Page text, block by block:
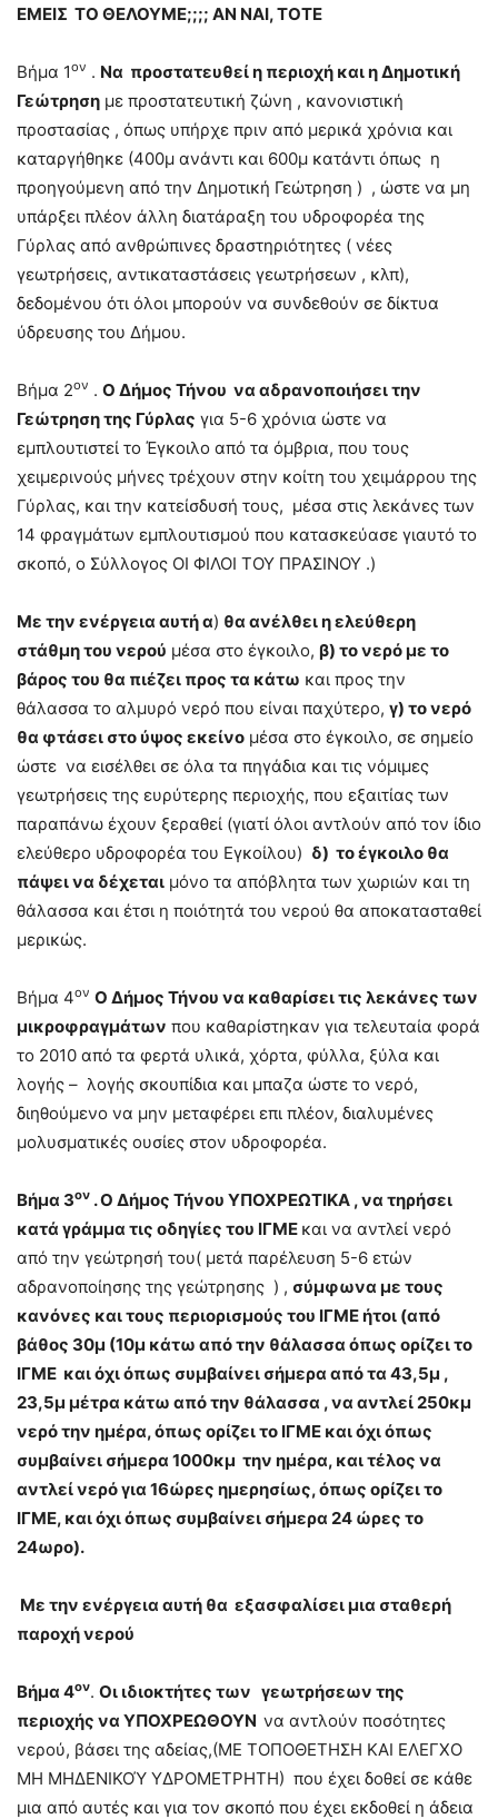
ΕΜΕΙΣ ΤΟ ΘΕΛΟΥΜΕ;;;; ΑΝ ΝΑΙ, ΤΟΤΕ
Βήμα 1ον . Να προστατευθεί η περιοχή και η Δημοτική
Γεώτρηση με προστατευτική ζώνη , κανονιστική
προστασίας , όπως υπήρχε πριν από μερικά χρόνια και
καταργήθηκε (400μ ανάντι και 600μ κατάντι όπως η
προηγούμενη από την Δημοτική Γεώτρηση ) , ώστε να μη
υπάρξει πλέον άλλη διατάραξη του υδροφορέα της
Γύρλας από ανθρώπινες δραστηριότητες ( νέες
γεωτρήσεις, αντικαταστάσεις γεωτρήσεων , κλπ),
δεδομένου ότι όλοι μπορούν να συνδεθούν σε δίκτυα
ύδρευσης του Δήμου.
Βήμα 2ον . Ο Δήμος Τήνου να αδρανοποιήσει την
Γεώτρηση της Γύρλας για 5-6 χρόνια ώστε να
εμπλουτιστεί το Έγκοιλο από τα όμβρια, που τους
χειμερινούς μήνες τρέχουν στην κοίτη του χειμάρρου της
Γύρλας, και την κατείσδυσή τους, μέσα στις λεκάνες των
14 φραγμάτων εμπλουτισμού που κατασκεύασε γιαυτό το
σκοπό, ο Σύλλογος ΟΙ ΦΙΛΟΙ ΤΟΥ ΠΡΑΣΙΝΟΥ .)
Με την ενέργεια αυτή α) θα ανέλθει η ελεύθερη
στάθμη του νερού μέσα στο έγκοιλο, β) το νερό με το
βάρος του θα πιέζει προς τα κάτω και προς την
θάλασσα το αλμυρό νερό που είναι παχύτερο, γ) το νερό
θα φτάσει στο ύψος εκείνο μέσα στο έγκοιλο, σε σημείο
ώστε να εισέλθει σε όλα τα πηγάδια και τις νόμιμες
γεωτρήσεις της ευρύτερης περιοχής, που εξαιτίας των
παραπάνω έχουν ξεραθεί (γιατί όλοι αντλούν από τον ίδιο
ελεύθερο υδροφορέα του Εγκοίλου) δ) το έγκοιλο θα
πάψει να δέχεται μόνο τα απόβλητα των χωριών και τη
θάλασσα και έτσι η ποιότητά του νερού θα αποκατασταθεί
μερικώς.
Βήμα 4ον Ο Δήμος Τήνου να καθαρίσει τις λεκάνες των
μικροφραγμάτων που καθαρίστηκαν για τελευταία φορά
το 2010 από τα φερτά υλικά, χόρτα, φύλλα, ξύλα και
λογής – λογής σκουπίδια και μπαζα ώστε το νερό,
διηθούμενο να μην μεταφέρει επι πλέον, διαλυμένες
μολυσματικές ουσίες στον υδροφορέα.
Βήμα 3ον . Ο Δήμος Τήνου ΥΠΟΧΡΕΩΤΙΚΑ , να τηρήσει
κατά γράμμα τις οδηγίες του ΙΓΜΕ και να αντλεί νερό
από την γεώτρησή του( μετά παρέλευση 5-6 ετών
αδρανοποίησης της γεώτρησης ) , σύμφωνα με τους
κανόνες και τους περιορισμούς του ΙΓΜΕ ήτοι (από
βάθος 30μ (10μ κάτω από την θάλασσα όπως ορίζει το
ΙΓΜΕ και όχι όπως συμβαίνει σήμερα από τα 43,5μ ,
23,5μ μέτρα κάτω από την θάλασσα , να αντλεί 250κμ
νερό την ημέρα, όπως ορίζει το ΙΓΜΕ και όχι όπως
συμβαίνει σήμερα 1000κμ την ημέρα, και τέλος να
αντλεί νερό για 16ώρες ημερησίως, όπως ορίζει το
ΙΓΜΕ, και όχι όπως συμβαίνει σήμερα 24 ώρες το
24ωρο).
Με την ενέργεια αυτή θα εξασφαλίσει μια σταθερή
παροχή νερού
Βήμα 4ον. Οι ιδιοκτήτες των γεωτρήσεων της
περιοχής να ΥΠΟΧΡΕΩΘΟΥΝ να αντλούν ποσότητες
νερού, βάσει της αδείας,(ΜΕ ΤΟΠΟΘΕΤΗΣΗ ΚΑΙ ΕΛΕΓΧΟ
ΜΗ ΜΗΔΕΝΙΚΟΎ ΥΔΡΟΜΕΤΡΗΤΗ) που έχει δοθεί σε κάθε
μια από αυτές και για τον σκοπό που έχει εκδοθεί η άδεια